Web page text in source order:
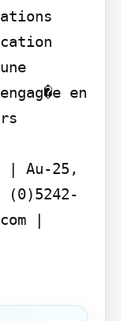
en
| Au-25,
(0)5242-
|